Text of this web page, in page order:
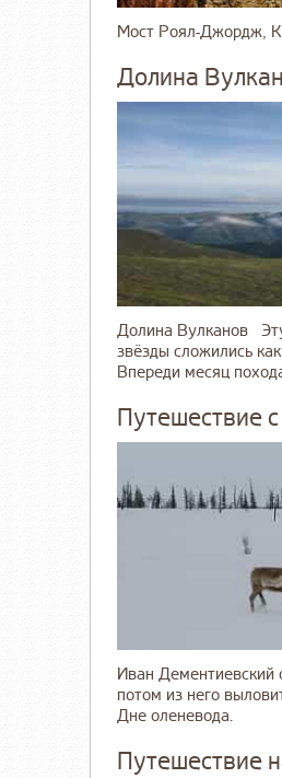
Мост Роял-Джордж,
Долина
Долина Вулканов Эту
звёзды сложились
Впереди месяц
Путешествие
Иван Дементиевский
потом из него
Дне оленевода.
Путешествие